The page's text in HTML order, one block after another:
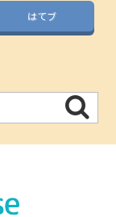
はてブ